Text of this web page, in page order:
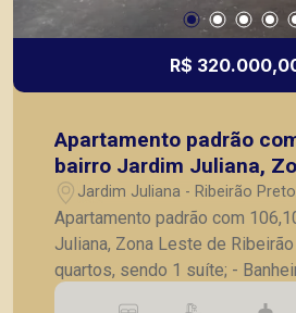
R$
Apartamento padrão
bairro Jardim Juliana,
Ribeirão Preto/SP.
Jardim Juliana - Ribeirão
Apartamento padrão com
Juliana, Zona Leste de Ribeirão
quartos, sendo 1 suíte; -
para 2 ambientes; - Varanda; -